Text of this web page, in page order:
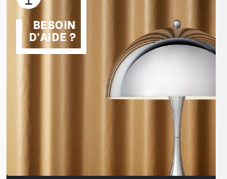
BESOIN
D'AIDE ?